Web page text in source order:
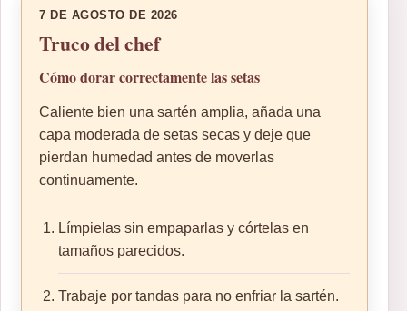
7 DE AGOSTO DE 2026
Truco del chef
Cómo dorar correctamente las setas
Caliente bien una sartén amplia, añada una
capa moderada de setas secas y deje que
pierdan humedad antes de moverlas
continuamente.
Límpielas sin empaparlas y córtelas en
tamaños parecidos.
Trabaje por tandas para no enfriar la sartén.